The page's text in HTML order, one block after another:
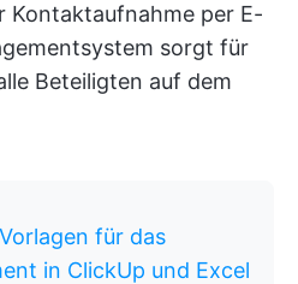
Kontaktaufnahme per E-
sorgt für
Beteiligten auf dem
für das
in ClickUp und Excel